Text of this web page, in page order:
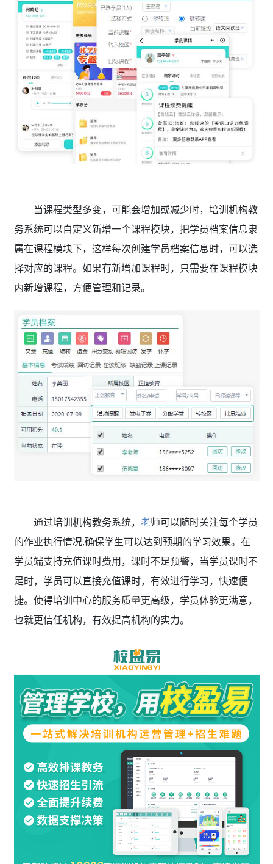
当课程类型多变，可能会增加或减少时，培训机构教
务系统可以自定义新增一个课程模块，把学员档案信息隶
属在课程模块下，这样每次创建学员档案信息时，可以选
择对应的课程。如果有新增加课程时，只需要在课程模块
内新增课程，方便管理和记录。
通过培训机构教务系统， 老师可以随时关注每个学员
的作业执行情况,确保学生可以达到预期的学习效果。在
学员端支持充值课时费用，课时不足预警，当学员课时不
足时，学员可以直接充值课时，有效进行学习，快速便
捷。使得培训中心的服务质量更高级，学员体验更满意，
也就更信任机构，有效提高机构的实力。